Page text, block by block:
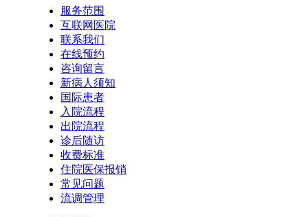
服务范围
互联网医院
联系我们
在线预约
咨询留言
新病人须知
国际患者
入院流程
出院流程
诊后随访
收费标准
住院医保报销
常见问题
流调管理